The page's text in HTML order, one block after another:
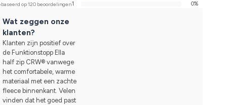
op 120 beoordelingen1
0%
Wat zeggen onze
klanten?
Klanten zijn positief over
de Funktionstopp Ella
half zip CRW® vanwege
het comfortabele, warme
materiaal met een zachte
fleece binnenkant. Velen
vinden dat het goed past